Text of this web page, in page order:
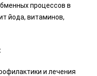
процессов в
йода, витаминов,
и лечения